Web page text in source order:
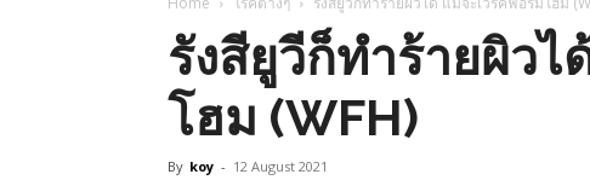
รังสียูวีก็ทำร้ายผิว
โฮม (WFH)
By koy - 12 August 2021